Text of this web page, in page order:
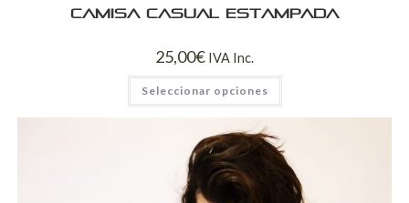
Camisa casual estampada
25,00€ IVA Inc.
Seleccionar opciones